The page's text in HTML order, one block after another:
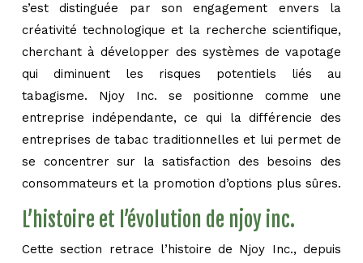
s’est distinguée par son engagement envers la
créativité technologique et la recherche scientifique,
cherchant à développer des systèmes de vapotage
qui diminuent les risques potentiels liés au
tabagisme. Njoy Inc. se positionne comme une
entreprise indépendante, ce qui la différencie des
entreprises de tabac traditionnelles et lui permet de
se concentrer sur la satisfaction des besoins des
consommateurs et la promotion d’options plus sûres.
L’histoire et l’évolution de njoy inc.
Cette section retrace l’histoire de Njoy Inc., depuis